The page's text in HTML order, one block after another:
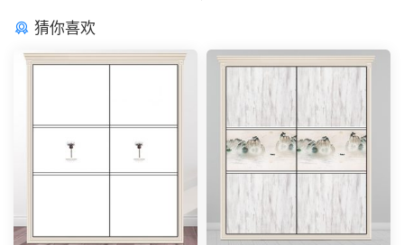
猜你喜欢